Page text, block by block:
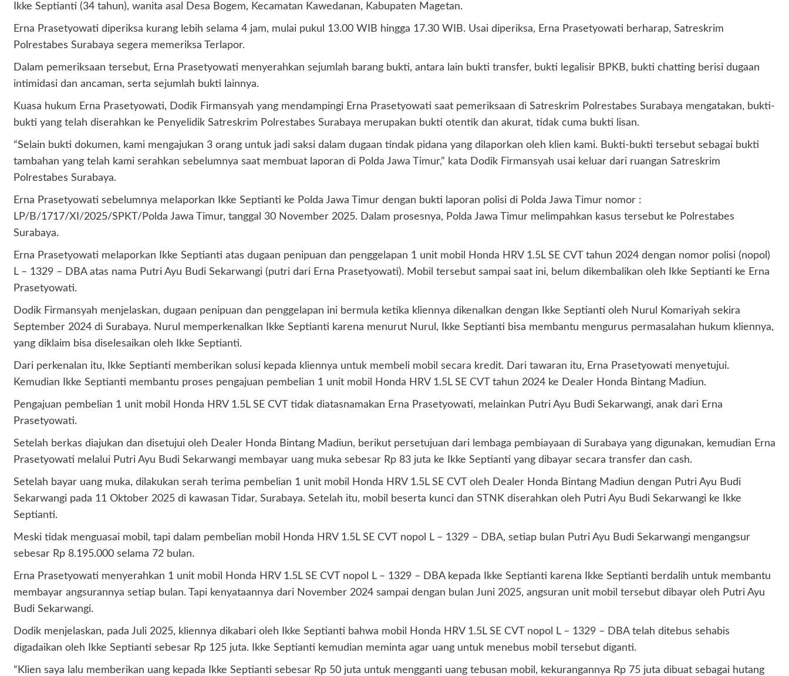
Ikke Septianti (34 tahun), wanita asal Desa Bogem, Kecamatan Kawedanan, Kabupaten Magetan.
Erna Prasetyowati diperiksa kurang lebih selama 4 jam, mulai pukul 13.00 WIB hingga 17.30 WIB. Usai diperiksa, Erna Prasetyowati berharap, Satreskrim
Polrestabes Surabaya segera memeriksa Terlapor.
Dalam pemeriksaan tersebut, Erna Prasetyowati menyerahkan sejumlah barang bukti, antara lain bukti transfer, bukti legalisir BPKB, bukti chatting berisi dugaan
intimidasi dan ancaman, serta sejumlah bukti lainnya.
Kuasa hukum Erna Prasetyowati, Dodik Firmansyah yang mendampingi Erna Prasetyowati saat pemeriksaan di Satreskrim Polrestabes Surabaya mengatakan, bukti-
bukti yang telah diserahkan ke Penyelidik Satreskrim Polrestabes Surabaya merupakan bukti otentik dan akurat, tidak cuma bukti lisan.
“Selain bukti dokumen, kami mengajukan 3 orang untuk jadi saksi dalam dugaan tindak pidana yang dilaporkan oleh klien kami. Bukti-bukti tersebut sebagai bukti
tambahan yang telah kami serahkan sebelumnya saat membuat laporan di Polda Jawa Timur,” kata Dodik Firmansyah usai keluar dari ruangan Satreskrim
Polrestabes Surabaya.
Erna Prasetyowati sebelumnya melaporkan Ikke Septianti ke Polda Jawa Timur dengan bukti laporan polisi di Polda Jawa Timur nomor :
LP/B/1717/XI/2025/SPKT/Polda Jawa Timur, tanggal 30 November 2025. Dalam prosesnya, Polda Jawa Timur melimpahkan kasus tersebut ke Polrestabes
Surabaya.
Erna Prasetyowati melaporkan Ikke Septianti atas dugaan penipuan dan penggelapan 1 unit mobil Honda HRV 1.5L SE CVT tahun 2024 dengan nomor polisi (nopol)
L – 1329 – DBA atas nama Putri Ayu Budi Sekarwangi (putri dari Erna Prasetyowati). Mobil tersebut sampai saat ini, belum dikembalikan oleh Ikke Septianti ke Erna
Prasetyowati.
Dodik Firmansyah menjelaskan, dugaan penipuan dan penggelapan ini bermula ketika kliennya dikenalkan dengan Ikke Septianti oleh Nurul Komariyah sekira
September 2024 di Surabaya. Nurul memperkenalkan Ikke Septianti karena menurut Nurul, Ikke Septianti bisa membantu mengurus permasalahan hukum kliennya,
yang diklaim bisa diselesaikan oleh Ikke Septianti.
Dari perkenalan itu, Ikke Septianti memberikan solusi kepada kliennya untuk membeli mobil secara kredit. Dari tawaran itu, Erna Prasetyowati menyetujui.
Kemudian Ikke Septianti membantu proses pengajuan pembelian 1 unit mobil Honda HRV 1.5L SE CVT tahun 2024 ke Dealer Honda Bintang Madiun.
Pengajuan pembelian 1 unit mobil Honda HRV 1.5L SE CVT tidak diatasnamakan Erna Prasetyowati, melainkan Putri Ayu Budi Sekarwangi, anak dari Erna
Prasetyowati.
Setelah berkas diajukan dan disetujui oleh Dealer Honda Bintang Madiun, berikut persetujuan dari lembaga pembiayaan di Surabaya yang digunakan, kemudian Erna
Prasetyowati melalui Putri Ayu Budi Sekarwangi membayar uang muka sebesar Rp 83 juta ke Ikke Septianti yang dibayar secara transfer dan cash.
Setelah bayar uang muka, dilakukan serah terima pembelian 1 unit mobil Honda HRV 1.5L SE CVT oleh Dealer Honda Bintang Madiun dengan Putri Ayu Budi
Sekarwangi pada 11 Oktober 2025 di kawasan Tidar, Surabaya. Setelah itu, mobil beserta kunci dan STNK diserahkan oleh Putri Ayu Budi Sekarwangi ke Ikke
Septianti.
Meski tidak menguasai mobil, tapi dalam pembelian mobil Honda HRV 1.5L SE CVT nopol L – 1329 – DBA, setiap bulan Putri Ayu Budi Sekarwangi mengangsur
sebesar Rp 8.195.000 selama 72 bulan.
Erna Prasetyowati menyerahkan 1 unit mobil Honda HRV 1.5L SE CVT nopol L – 1329 – DBA kepada Ikke Septianti karena Ikke Septianti berdalih untuk membantu
membayar angsurannya setiap bulan. Tapi kenyataannya dari November 2024 sampai dengan bulan Juni 2025, angsuran unit mobil tersebut dibayar oleh Putri Ayu
Budi Sekarwangi.
Dodik menjelaskan, pada Juli 2025, kliennya dikabari oleh Ikke Septianti bahwa mobil Honda HRV 1.5L SE CVT nopol L – 1329 – DBA telah ditebus sehabis
digadaikan oleh Ikke Septianti sebesar Rp 125 juta. Ikke Septianti kemudian meminta agar uang untuk menebus mobil tersebut diganti.
“Klien saya lalu memberikan uang kepada Ikke Septianti sebesar Rp 50 juta untuk mengganti uang tebusan mobil, kekurangannya Rp 75 juta dibuat sebagai hutang